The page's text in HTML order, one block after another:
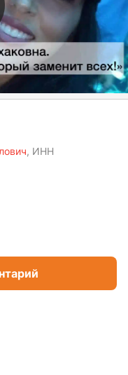
, ИНН